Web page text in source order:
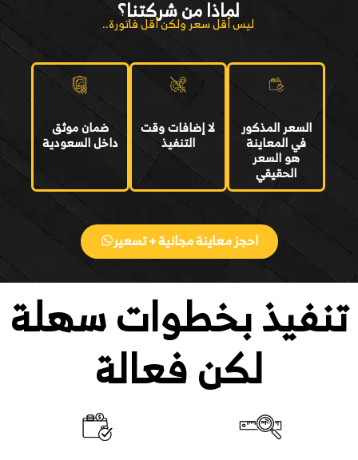
لماذا من شركتنا؟
ليس أقل سعر ولكن أقل فاتورة..
السعر المذكور
في المعاينة
هو السعر
الحقيقي
لا إضافات وقت
التنفيذ
ضمان موثق
داخل السعودية
احجز معاينة مجانية + تسعير
بخطوات سهلة
لكن فعالة